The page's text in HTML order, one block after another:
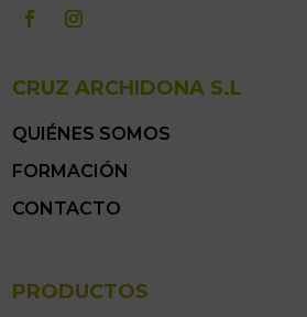
CRUZ ARCHIDONA S.L
QUIÉNES SOMOS
FORMACIÓN
CONTACTO
PRODUCTOS